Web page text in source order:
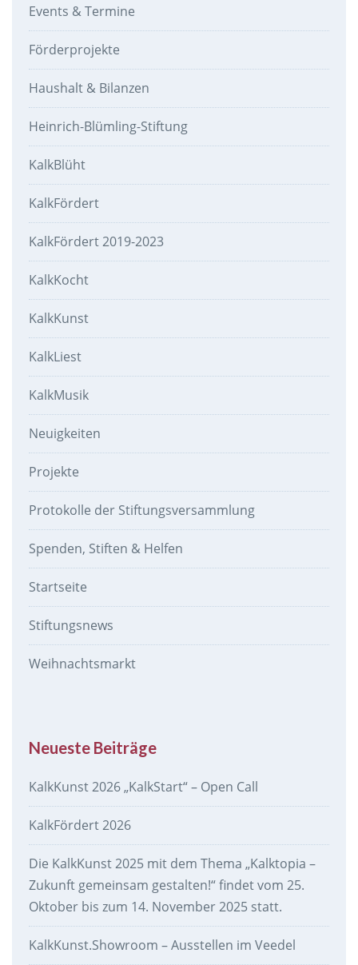
Events & Termine
Förderprojekte
Haushalt & Bilanzen
Heinrich-Blümling-Stiftung
KalkBlüht
KalkFördert
KalkFördert 2019-2023
KalkKocht
KalkKunst
KalkLiest
KalkMusik
Neuigkeiten
Projekte
Protokolle der Stiftungsversammlung
Spenden, Stiften & Helfen
Startseite
Stiftungsnews
Weihnachtsmarkt
Neueste Beiträge
KalkKunst 2026 „KalkStart“ – Open Call
KalkFördert 2026
Die KalkKunst 2025 mit dem Thema „Kalktopia –
Zukunft gemeinsam gestalten!“ findet vom 25.
Oktober bis zum 14. November 2025 statt.
KalkKunst.Showroom – Ausstellen im Veedel